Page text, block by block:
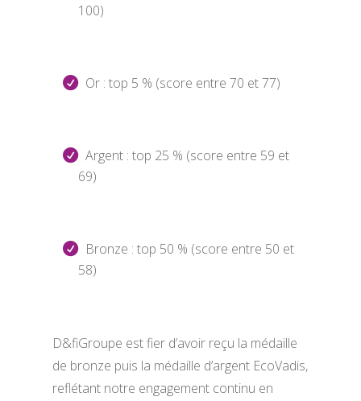
100)
Or : top 5 % (score entre 70 et 77)
Argent : top 25 % (score entre 59 et
69)
Bronze : top 50 % (score entre 50 et
58)
D&fiGroupe est fier d’avoir reçu la médaille
de bronze puis la médaille d’argent EcoVadis,
reflétant notre engagement continu en